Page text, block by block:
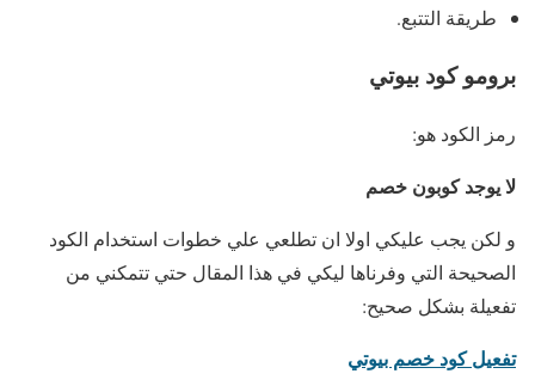
طريقة التتبع.
برومو كود بيوتي
رمز الكود هو:
لا يوجد كوبون خصم
و لكن يجب عليكي اولا ان تطلعي علي خطوات استخدام الكود
الصحيحة التي وفرناها ليكي في هذا المقال حتي تتمكني من
تفعيلة بشكل صحيح:
تفعيل كود خصم بيوتي